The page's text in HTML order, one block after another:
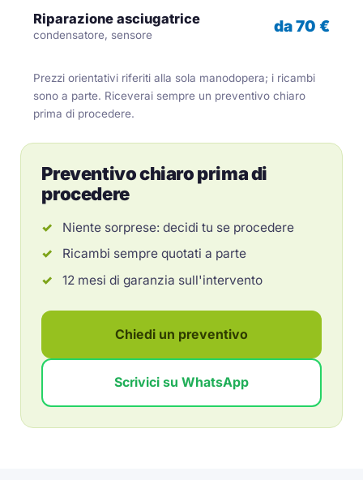
Riparazione asciugatrice
condensatore, sensore da 70 €
Prezzi orientativi riferiti alla sola manodopera; i ricambi
sono a parte. Riceverai sempre un preventivo chiaro
prima di procedere.
Preventivo chiaro prima di
procedere
Niente sorprese: decidi tu se procedere
Ricambi sempre quotati a parte
12 mesi di garanzia sull'intervento
Chiedi un preventivo
Scrivici su WhatsApp